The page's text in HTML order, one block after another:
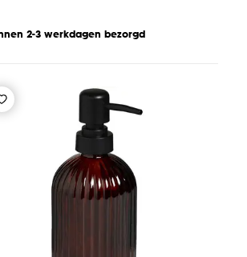
2-3 werkdagen bezorgd